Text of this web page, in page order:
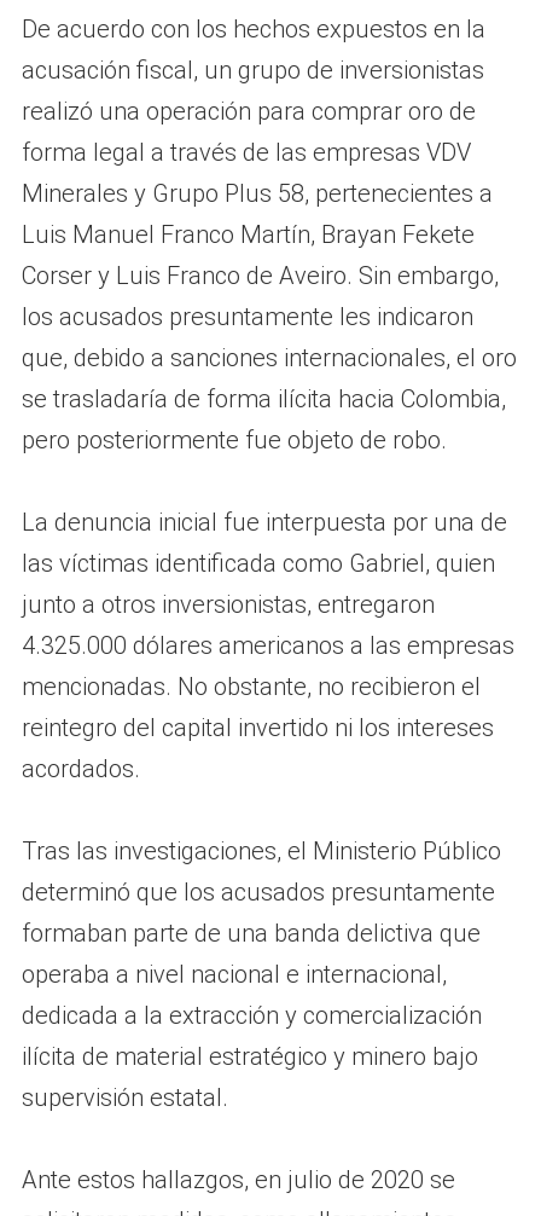
De acuerdo con los hechos expuestos en la
acusación fiscal, un grupo de inversionistas
realizó una operación para comprar oro de
forma legal a través de las empresas VDV
Minerales y Grupo Plus 58, pertenecientes a
Luis Manuel Franco Martín, Brayan Fekete
Corser y Luis Franco de Aveiro. Sin embargo,
los acusados presuntamente les indicaron
que, debido a sanciones internacionales, el oro
se trasladaría de forma ilícita hacia Colombia,
pero posteriormente fue objeto de robo.
La denuncia inicial fue interpuesta por una de
las víctimas identificada como Gabriel, quien
junto a otros inversionistas, entregaron
4.325.000 dólares americanos a las empresas
mencionadas. No obstante, no recibieron el
reintegro del capital invertido ni los intereses
acordados.
Tras las investigaciones, el Ministerio Público
determinó que los acusados presuntamente
formaban parte de una banda delictiva que
operaba a nivel nacional e internacional,
dedicada a la extracción y comercialización
ilícita de material estratégico y minero bajo
supervisión estatal.
Ante estos hallazgos, en julio de 2020 se